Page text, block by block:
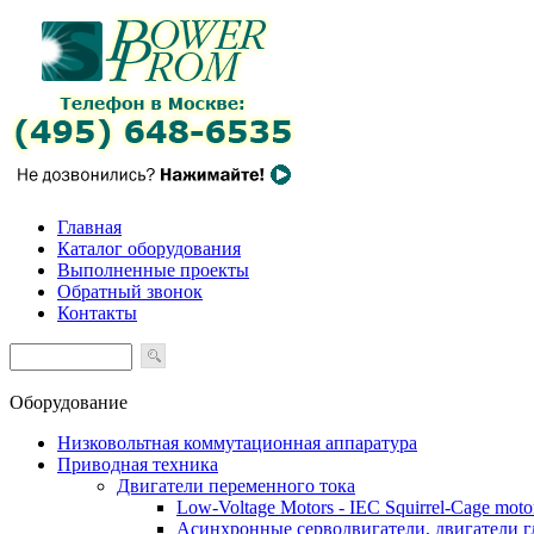
Главная
Каталог оборудования
Выполненные проекты
Обратный звонок
Контакты
Оборудование
Низковольтная коммутационная аппаратура
Приводная техника
Двигатели переменного тока
Low-Voltage Motors - IEC Squirrel-Cage
Асинхронные серводвигатели, двигатели